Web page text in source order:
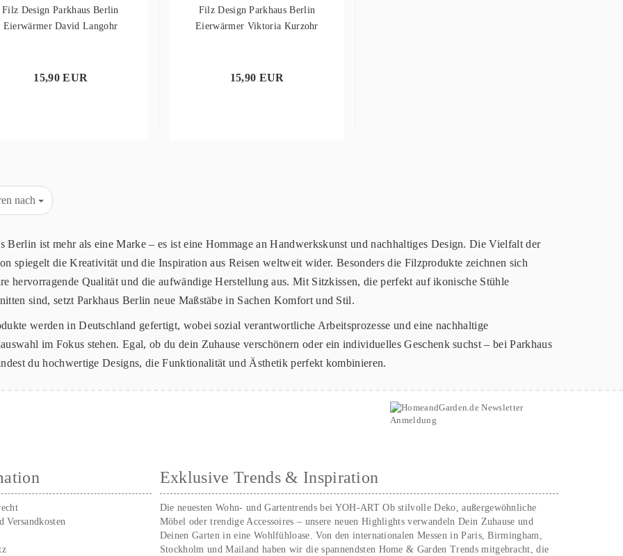
Filz Design Parkhaus Berlin
Eierwärmer David Langohr
15,90 EUR
Filz Design Parkhaus Berlin
Eierwärmer Viktoria Kurzohr
15,90 EUR
nach
Berlin ist mehr als eine Marke – es ist eine Hommage an Handwerkskunst und nachhaltiges Design. Die Vielfalt der
spiegelt die Kreativität und die Inspiration aus Reisen weltweit wider. Besonders die Filzprodukte zeichnen sich
hervorragende Qualität und die aufwändige Herstellung aus. Mit Sitzkissen, die perfekt auf ikonische Stühle
sind, setzt Parkhaus Berlin neue Maßstäbe in Sachen Komfort und Stil.
werden in Deutschland gefertigt, wobei sozial verantwortliche Arbeitsprozesse und eine nachhaltige
im Fokus stehen. Egal, ob du dein Zuhause verschönern oder ein individuelles Geschenk suchst – bei Parkhaus
du hochwertige Designs, die Funktionalität und Ästhetik perfekt kombinieren.
Versandkosten
Exklusive Trends & Inspiration
Die neuesten Wohn- und Gartentrends bei YOH‑ART Ob stilvolle Deko, außergewöhnliche
Möbel oder trendige Accessoires – unsere neuen Highlights verwandeln Dein Zuhause und
Deinen Garten in eine Wohlfühloase. Von den internationalen Messen in Paris, Birmingham,
Stockholm und Mailand haben wir die spannendsten Home & Garden Trends mitgebracht, die